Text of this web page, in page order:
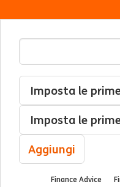
Indirizzo Email
Interessato(a) a
Categoria
Luogo
Aggiungi
Finance Advice